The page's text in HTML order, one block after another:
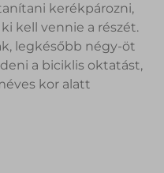
kerékpározni,
kell vennie a részét.
legkésőbb négy-öt
a biciklis oktatást,
kor alatt